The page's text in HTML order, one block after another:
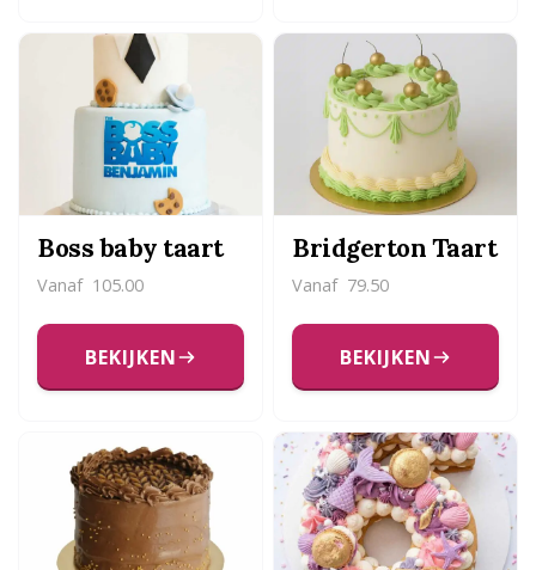
Boss baby taart
Vanaf 105.00
BEKIJKEN
Bridgerton Taart
Vanaf 79.50
BEKIJKEN